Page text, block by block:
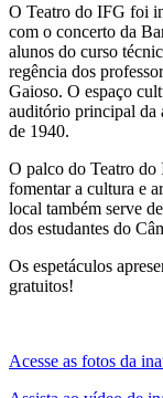
O Teatro do IFG foi
com o concerto da
alunos do curso
regência dos
Gaioso. O espaço
auditório principal da
de 1940.
O palco do Teatro do
fomentar a cultura e
local também serve
dos estudantes do
Os espetáculos
gratuitos!
Acesse as fotos da